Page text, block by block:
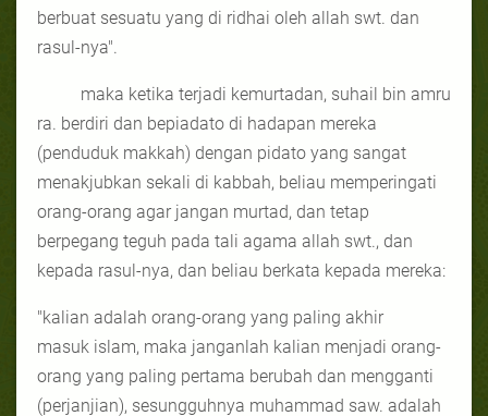
berbuat sesuatu yang di ridhai oleh allah swt. dan
rasul-nya".
maka ketika terjadi kemurtadan, suhail bin amru
ra. berdiri dan bepiadato di hadapan mereka
(penduduk makkah) dengan pidato yang sangat
menakjubkan sekali di kabbah, beliau memperingati
orang-orang agar jangan murtad, dan tetap
berpegang teguh pada tali agama allah swt., dan
kepada rasul-nya, dan beliau berkata kepada mereka:
"kalian adalah orang-orang yang paling akhir
masuk islam, maka janganlah kalian menjadi orang-
orang yang paling pertama berubah dan mengganti
(perjanjian), sesungguhnya muhammad saw. adalah